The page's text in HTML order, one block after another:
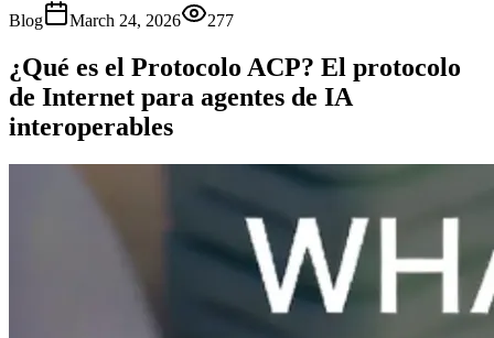
Blog
March 24, 2026 277
¿Qué es el Protocolo ACP? El protocolo
de Internet para agentes de IA
interoperables